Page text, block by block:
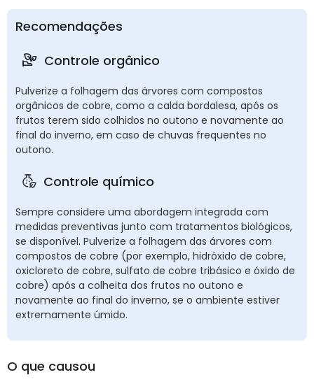
Recomendações
Controle orgânico
Pulverize a folhagem das árvores com compostos
orgânicos de cobre, como a calda bordalesa, após os
frutos terem sido colhidos no outono e novamente ao
final do inverno, em caso de chuvas frequentes no
outono.
Controle químico
Sempre considere uma abordagem integrada com
medidas preventivas junto com tratamentos biológicos,
se disponível. Pulverize a folhagem das árvores com
compostos de cobre (por exemplo, hidróxido de cobre,
oxicloreto de cobre, sulfato de cobre tribásico e óxido de
cobre) após a colheita dos frutos no outono e
novamente ao final do inverno, se o ambiente estiver
extremamente úmido.
O que causou